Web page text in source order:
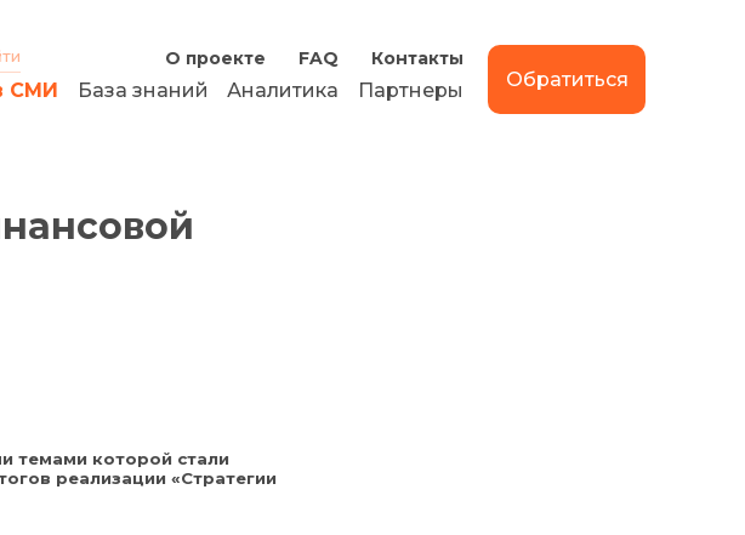
О проекте FAQ Контакты
СМИ База знаний Аналитика Партнеры Обратиться
темами которой стали
реализации «Стратегии